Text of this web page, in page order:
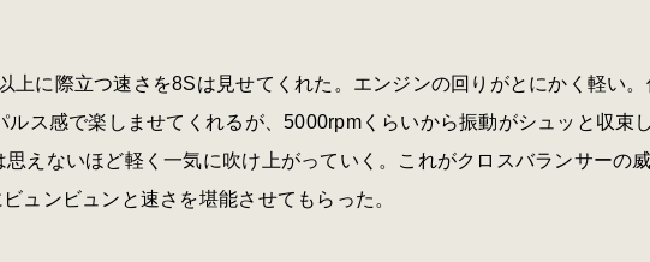
上に際立つ速さを8Sは見せてくれた。エンジンの回りがとにかく軽い
ルス感で楽しませてくれるが、5000rpmくらいから振動がシュッと収束
えないほど軽く一気に吹け上がっていく。これがクロスバランサーの
ュンビュンと速さを堪能させてもらった。